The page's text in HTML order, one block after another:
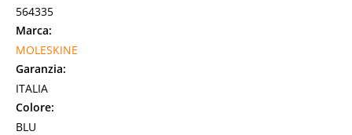
564335
Marca:
MOLESKINE
Garanzia:
ITALIA
Colore:
BLU